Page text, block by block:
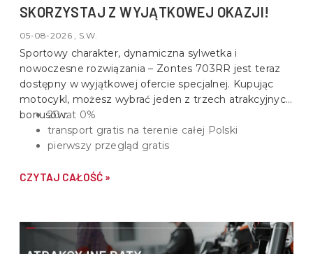
SKORZYSTAJ Z WYJĄTKOWEJ OKAZJI!
05-08-2026 , S.W.
Sportowy charakter, dynamiczna sylwetka i
nowoczesne rozwiązania – Zontes 703RR jest teraz
dostępny w wyjątkowej ofercie specjalnej. Kupując
motocykl, możesz wybrać jeden z trzech atrakcyjnych
bonusów:20 rat 0%
transport gratis na terenie całej Polski
pierwszy przegląd gratis
CZYTAJ CAŁOŚĆ »